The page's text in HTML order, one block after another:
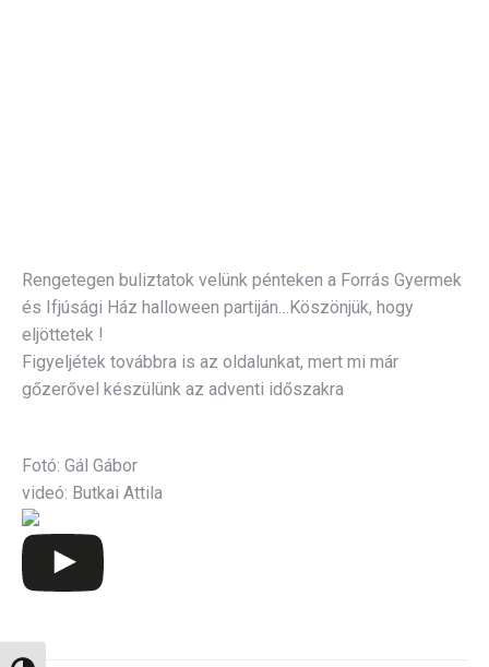
Rengetegen buliztatok velünk pénteken a Forrás Gyermek
és Ifjúsági Ház halloween partiján…Köszönjük, hogy
eljöttetek !
Figyeljétek továbbra is az oldalunkat, mert mi már
gőzerővel készülünk az adventi időszakra
Fotó: Gál Gábor
videó: Butkai Attila